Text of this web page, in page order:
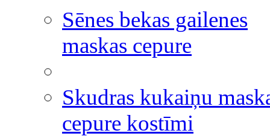
Sēnes bekas gailenes
maskas cepure
Skudras kukaiņu
cepure kostīmi